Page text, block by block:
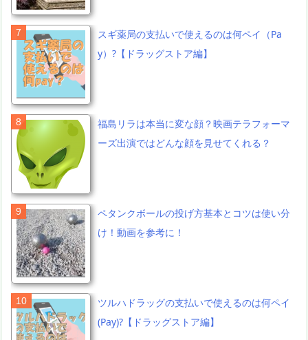
スギ薬局の支払いで使えるのは何ペイ（Pa
y）?【ドラッグストア編】
福島リラは本当に変な顔？映画テラフォーマ
ーズ出演ではどんな顔を見せてくれる？
ペタンクボールの投げ方基本とコツは使い分
け！動画を参考に！
ツルハドラッグの支払いで使えるのは何ペイ
(Pay)?【ドラッグストア編】